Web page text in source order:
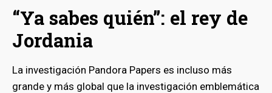
“Ya sabes quién”: el rey de
Jordania
La investigación Pandora Papers es incluso más
grande y más global que la investigación emblemática